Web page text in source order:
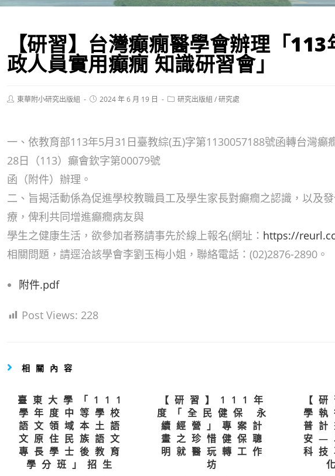
【研習】台灣癲癇醫學會辦理「
政人員實用癲癇 知識研習會」
Post東華附小研究出版組
Post2024 年 6 月 19 日
Post研究出版組 /研究處
一、依教育部113年5月31日臺教綜(五)字第1130057188號函轉台灣癲
28日（113）癲會欽字第00079號
函（附件）辦理。
二、旨揭活動係為促進學校教職員工及學生家長對癲癇之認識，以及
療，俾利共同增進癲癇病友與
學生之健康生活，欲參加者務請事先於線上報名(網址： https://
相關問題，請逕洽該學會李劉玉梅小姐，聯絡電話：(02)2876-2890。
附件.pdf
Post Views: 228
相關內容
臺東大學「111
學年度中等學校
語文領域本土語
文原住民族語文
專長學士後教育
學分班」招生
【研習】111年
度「全民健保 永
續經營」專案計
畫之珍惜健保聰
明就醫玩轉工作
坊
【
學執
普計
安—
科技